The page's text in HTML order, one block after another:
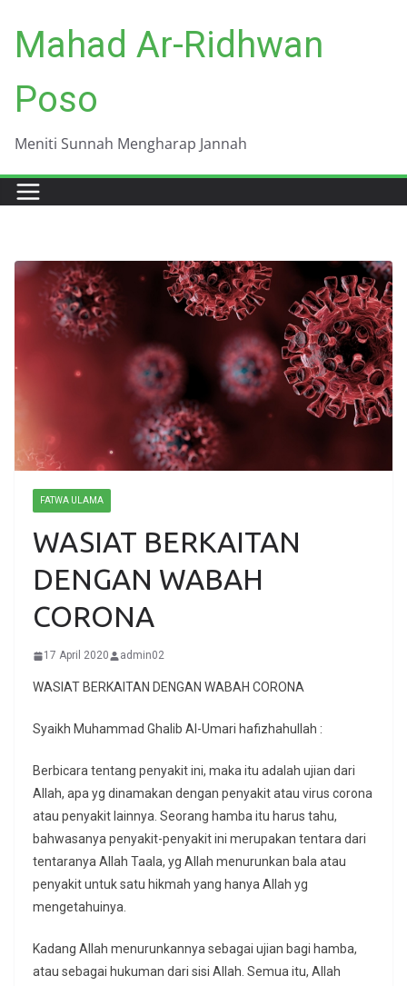
content
Mahad Ar-Ridhwan
Poso
Meniti Sunnah Mengharap Jannah
FATWA ULAMA
WASIAT BERKAITAN
DENGAN WABAH
CORONA
17 April 2020 admin02
WASIAT BERKAITAN DENGAN WABAH CORONA
Syaikh Muhammad Ghalib Al-Umari hafizhahullah :
Berbicara tentang penyakit ini, maka itu adalah ujian dari
Allah, apa yg dinamakan dengan penyakit atau virus corona
atau penyakit lainnya. Seorang hamba itu harus tahu,
bahwasanya penyakit-penyakit ini merupakan tentara dari
tentaranya Allah Taala, yg Allah menurunkan bala atau
penyakit untuk satu hikmah yang hanya Allah yg
mengetahuinya.
Kadang Allah menurunkannya sebagai ujian bagi hamba,
atau sebagai hukuman dari sisi Allah. Semua itu, Allah